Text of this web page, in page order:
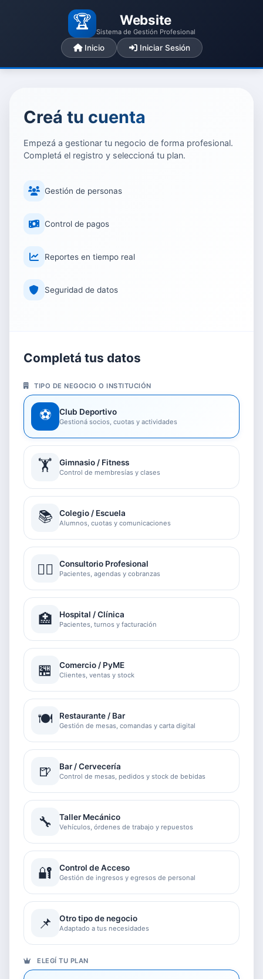
🏆 Website
Sistema de Gestión Profesional
Inicio Iniciar Sesión
Creá tu cuenta
Empezá a gestionar tu negocio de forma profesional.
Completá el registro y seleccioná tu plan.
Gestión de personas
Control de pagos
Reportes en tiempo real
Seguridad de datos
Completá tus datos
TIPO DE NEGOCIO O INSTITUCIÓN
⚽ Club Deportivo
Gestioná socios, cuotas y actividades
🏋️ Gimnasio / Fitness
Control de membresías y clases
📚 Colegio / Escuela
Alumnos, cuotas y comunicaciones
👨‍⚕️ Consultorio Profesional
Pacientes, agendas y cobranzas
🏥 Hospital / Clínica
Pacientes, turnos y facturación
🏪 Comercio / PyME
Clientes, ventas y stock
🍽️ Restaurante / Bar
Gestión de mesas, comandas y carta digital
🍺 Bar / Cervecería
Control de mesas, pedidos y stock de bebidas
🔧 Taller Mecánico
Vehículos, órdenes de trabajo y repuestos
🔐 Control de Acceso
Gestión de ingresos y egresos de personal
📌 Otro tipo de negocio
Adaptado a tus necesidades
ELEGÍ TU PLAN